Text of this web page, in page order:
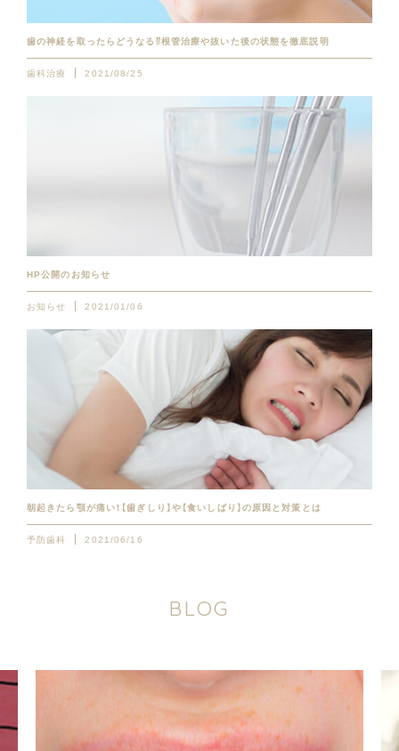
歯の神経を取ったらどうなる⁉︎根管治療や抜いた後の状態を徹底説明
歯科治療 2021/08/25
HP公開のお知らせ
お知らせ 2021/01/06
朝起きたら顎が痛い！【歯ぎしり】や【食いしばり】の原因と対策とは
予防歯科 2021/06/16
BLOG